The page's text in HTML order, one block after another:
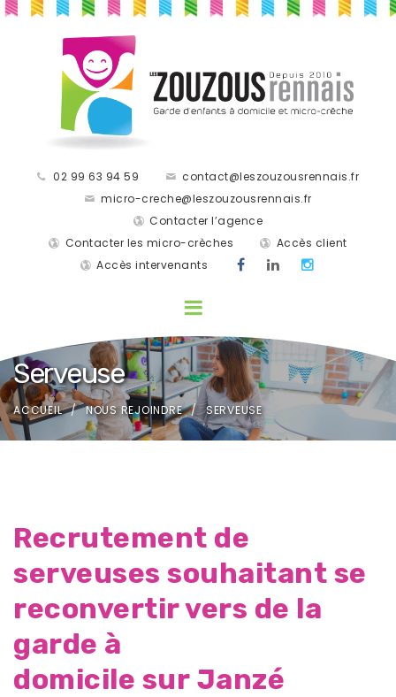
02 99 63 94 59
contact@leszouzousrennais.fr
micro-creche@leszouzousrennais.fr
Contacter l’agence
Contacter les micro-crèches
Accès client
Accès intervenants
Serveuse
ACCUEIL NOUS REJOINDRE SERVEUSE
Recrutement de
serveuses souhaitant se
reconvertir vers de la
garde à
domicile sur Janzé